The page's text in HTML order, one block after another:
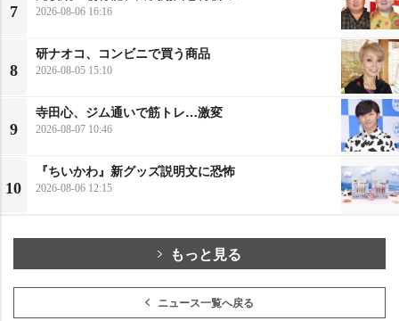
7 2026-08-06 16:16
8
研ナオコ、コンビニで買う商品
2026-08-05 15:10
9
寺田心、ジム通いで筋トレ…激変
2026-08-07 10:46
10
『ちいかわ』新グッズ説明文に恐怖
2026-08-06 12:15
もっと見る
ニュース一覧へ戻る